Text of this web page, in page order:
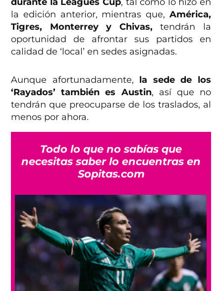
la edición anterior, mientras que, América,
Tigres, Monterrey y Chivas, tendrán la
oportunidad de afrontar sus partidos en
calidad de ‘local’ en sedes asignadas.
Aunque afortunadamente, la sede de los
‘Rayados’ también es Austin, así que no
tendrán que preocuparse de los traslados, al
menos por ahora.
Todo lo que no sabías que
necesitas saber lo encuentras en
Sopitas.com